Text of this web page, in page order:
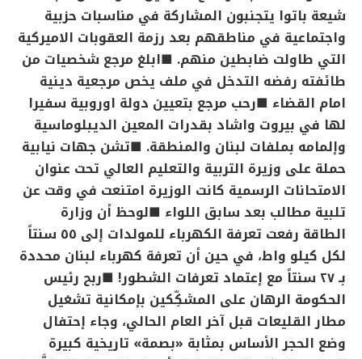
شيعة باتوا يتجنبون المشاركة في مناسبات حزبية
واجتماعية في مناطقهم بعد رزمة العقوبات الاميركية
التي طاولت ضابطين منهم. ■ابلغ مرجع شخصيات من
طائفته رفضه التدخل في ملف يخص مرجعية دينية
امام القضاء ■رحب مرجع بتعيين دولة اوروبية سفيرا
لها في بيروت واشاد بقدرات المعين الديبلوماسية
وإلمامه بملفات لبنان والمنطقة. ■تشن جهات نيابية
حملة على وزيرة التربية والتعليم العالي تحت عنوان
الامتحانات الرسمية كانت الوزيرة امتنعت في وقت عن
تلبية مطالب بعد سابق اللواء ■لوحظ أن وزارة
الطاقة رفعت تعرفة الكهرباء للمولدات إلى ٥٥ سنتاً
لكل كيلو واط، في حين أن تعرفة كهرباء لبنان محددة
بـ ٢٧ سنتاً مع إعتماد تعرفات الشطور!
■ربح رئيس
الحكومة الرهان على المشكِّكين بإمكانية تشغيل
مطار القليعات قبل آخر العام الحالي، وجاء إحتفال
وضع الحجر الأساس بمثابة «بصمة» تاريخية كبيرة